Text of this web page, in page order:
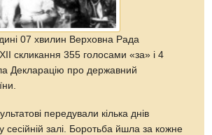
07 хвилин Верховна Рада
скликання 355 голосами «за» і 4
Декларацію про державний
передували кілька днів
сесійній залі. Боротьба йшла за кожне